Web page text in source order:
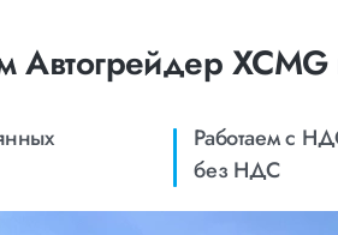
Автогрейдер
Работаем с
без НДС